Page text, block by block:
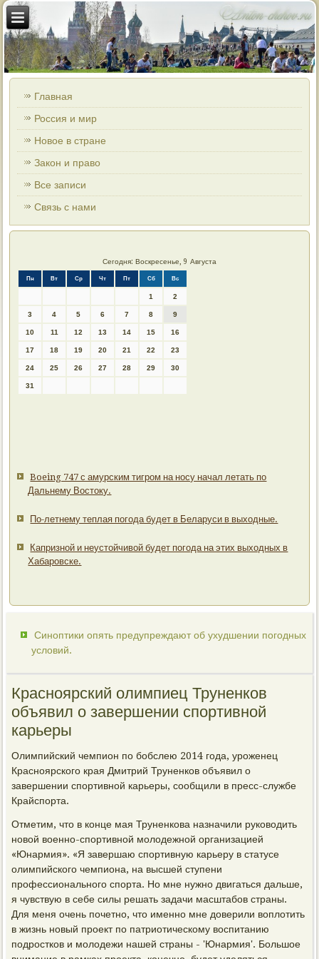
Главная
Россия и мир
Новое в стране
Закон и право
Все записи
Связь с нами
Сегодня: Воскресенье, 9 Августа
Пн Вт Ср Чт Пт Сб Вс
1 2
3 4 5 6 7 8 9
10 11 12 13 14 15 16
17 18 19 20 21 22 23
24 25 26 27 28 29 30
31
Boeing 747 с амурским тигром на носу начал летать по
Дальнему Востоку.
По-летнему теплая погода будет в Беларуси в выходные.
Капризной и неустойчивой будет погода на этих выходных в
Хабаровске.
Синоптики опять предупреждают об ухудшении погодных
условий.
Красноярский олимпиец Труненков
объявил о завершении спортивной
карьеры
Олимпийский чемпион по бобслею 2014 года, уроженец
Красноярского края Дмитрий Труненков объявил о
завершении спортивной карьеры, сообщили в пресс-службе
Крайспорта.
Отметим, что в конце мая Труненкова назначили руководить
новой военно-спортивной молодежной организацией
«Юнармия». «Я завершаю спортивную карьеру в статусе
олимпийского чемпиона, на высшей ступени
профессионального спорта. Но мне нужно двигаться дальше,
я чувствую в себе силы решать задачи масштабов страны.
Для меня очень почетно, что именно мне доверили воплотить
в жизнь новый проект по патриотическому воспитанию
подростков и молодежи нашей страны - 'Юнармия'. Большое